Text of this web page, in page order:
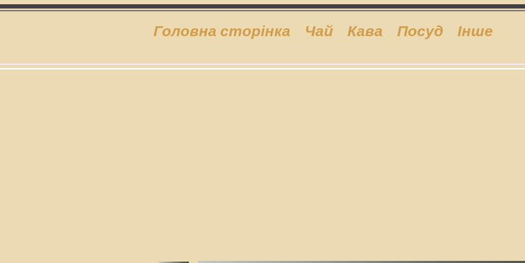
Головна сторінка Чай Кава Посуд Інше